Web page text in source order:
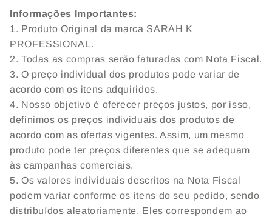
Informações Importantes:
1. Produto Original da marca SARAH K
PROFESSIONAL.
2. Todas as compras serão faturadas com Nota Fiscal.
3. O preço individual dos produtos pode variar de
acordo com os itens adquiridos.
4. Nosso objetivo é oferecer preços justos, por isso,
definimos os preços individuais dos produtos de
acordo com as ofertas vigentes. Assim, um mesmo
produto pode ter preços diferentes que se adequam
às campanhas comerciais.
5. Os valores individuais descritos na Nota Fiscal
podem variar conforme os itens do seu pedido, sendo
distribuídos aleatoriamente. Eles correspondem ao